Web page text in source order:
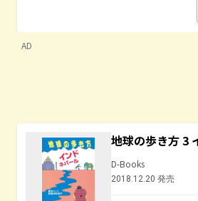
AD
地球の歩き方 3
D-Books
2018.12.20 発売